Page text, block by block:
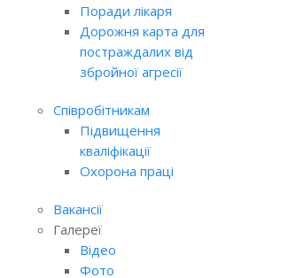
Поради лікаря
Дорожня карта для
постраждалих від
збройної агресії
Співробітникам
Підвищення
кваліфікації
Охорона праці
Вакансії
Галереї
Відео
Фото